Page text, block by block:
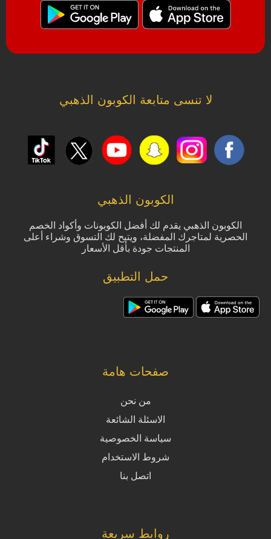
لا تنسى متابعة الكوبون الذهبي
الكوبون الذهبي
الكوبون الذهبي يقدم لك أفضل الكوبونات وأكواد الخصم
الحصرية لمتاجرك المفضلة، ويتيح لك التسوق وشراء أعلى
المنتجات جودة بأقل الأسعار
حمل التطبيق
صفحات هامة
من نحن
الاسئلة الشائعة
سياسة الخصوصية
شروط الاستخدام
اتصل بنا
روابط سريعة